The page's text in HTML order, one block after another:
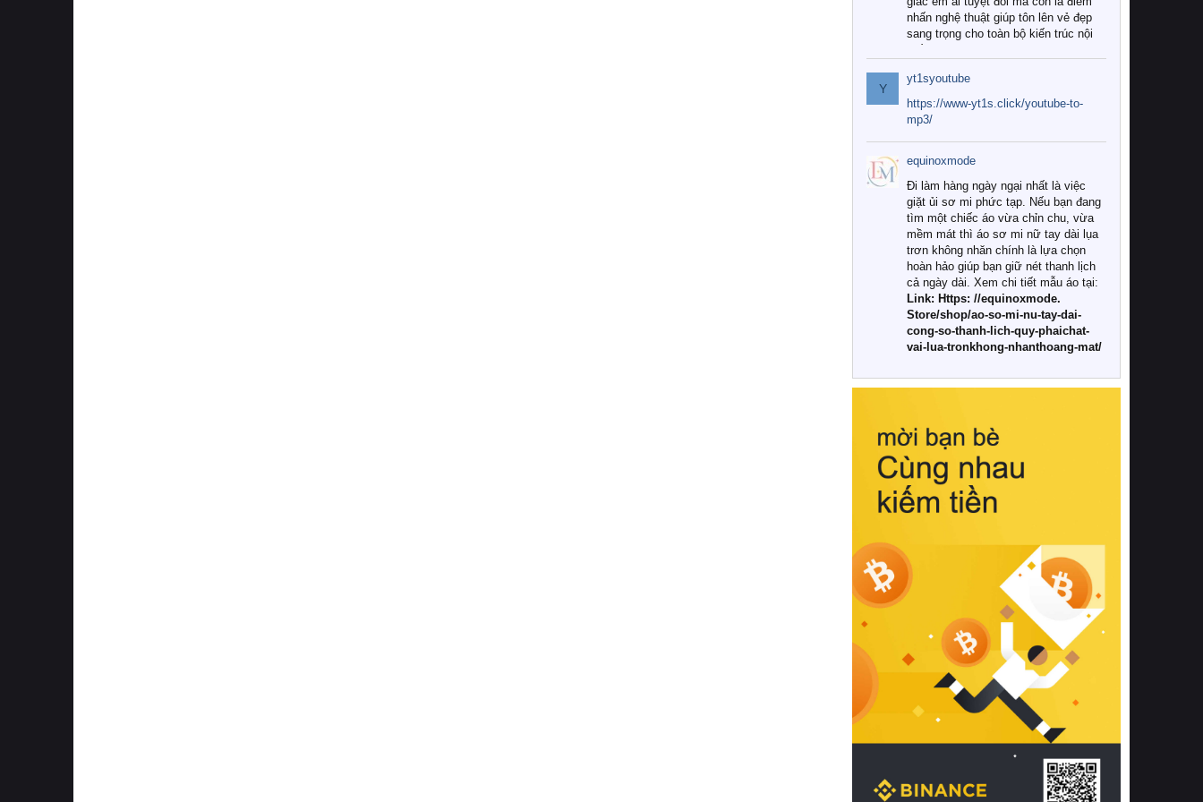
nhấn nghệ thuật giúp tôn lên vẻ đẹp
sang trọng cho toàn bộ kiến trúc nội
Tuy nhiên, giữa thị trường đa dạng
với vô vàn thương hiệu và mẫu mã
như hiện nay, làm thế nào để chọn
được những bộ chăn ga gối đệm cao
cấp thực sự chất lượng, phù hợp với
khí hậu và nhu cầu sử dụng của gia
đình? Hãy cùng chúng tôi đi tìm lời
giải đáp chi tiết qua bài viết dưới đây.
1. Tại sao các gia đình hiện đại lại ưa
chuộng chăn ga gối đệm cao cấp?
Khác với các dòng sản phẩm thông
thường, những bộ chăn ga gối đệm
cao cấp trải qua quy trình sản xuất
nghiêm ngặt từ khâu chọn lọc nguyên
liệu tự nhiên đến công nghệ dệt
nhuộm hiện đại không chứa hóa chất
này, bạn sẽ cảm nhận rõ rệt sự khác
hồi chuẩn xác của phần đệm nâng đỡ
cột sống.
Bên cạnh đó, việc lựa chọn các dòng
sản phẩm đạt chuẩn chất lượng quốc
tế còn giúp ngăn ngừa tình trạng kích
khuẩn và nấm mốc trong điều kiện
thời tiết nóng ẩm. Bạn có thể tìm hiểu
thêm các nghiên cứu khoa học về tác
động của giấc ngủ và môi trường
phòng ngủ đối với sức khỏe con
người tại Sleep Foundation (External
Link) để có cái nhìn toàn diện hơn.
2. Các tiêu chí vàng khi lựa chọn
chăn ga gối đệm cao cấp cho phòng
ngủ
Để sở hữu một bộ chăn ga gối đệm
cao cấp hoàn hảo cả về thẩm mỹ lẫn
công năng, người tiêu dùng cần cân
nhắc kỹ lưỡng các tiêu chí quan trọng
Y
yt1syoutube
https://www-yt1s.click/youtube-to-
mp3/
equinoxmode
Đi làm hàng ngày ngại nhất là việc
giặt ủi sơ mi phức tạp. Nếu bạn đang
tìm một chiếc áo vừa chỉn chu, vừa
mềm mát thì áo sơ mi nữ tay dài lụa
trơn không nhăn chính là lựa chọn
hoàn hảo giúp bạn giữ nét thanh lịch
cả ngày dài. Xem chi tiết mẫu áo tại:
Link: Https: //equinoxmode.
Store/shop/ao-so-mi-nu-tay-dai-
cong-so-thanh-lich-quy-phaichat-
vai-lua-tronkhong-nhanthoang-mat/